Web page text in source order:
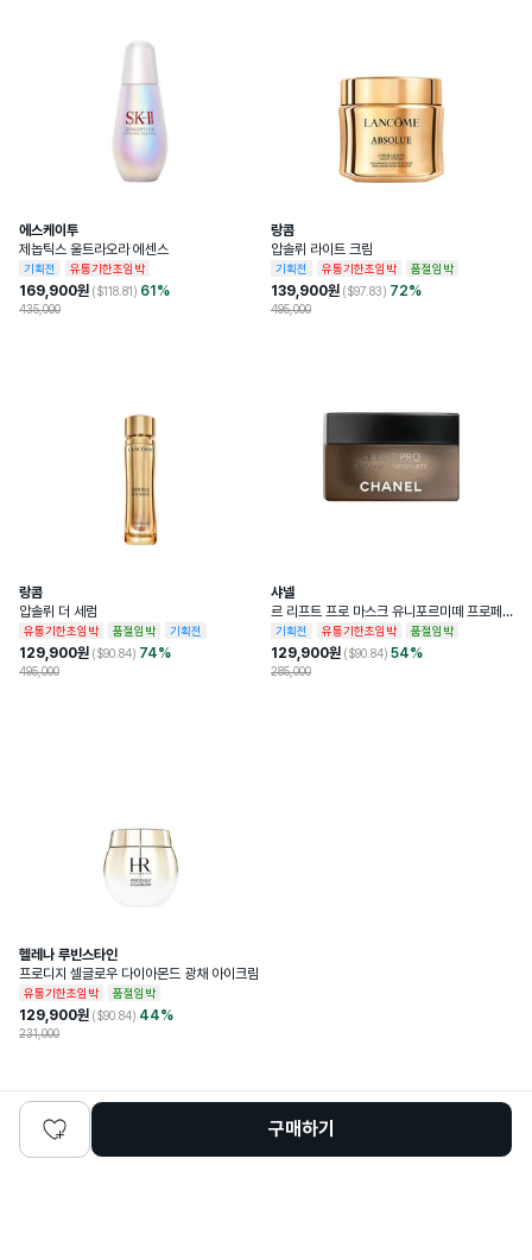
구매하기
화장품제조업자및화장품책임판매업자 Estee Lauder Companies
에스케이투
제놉틱스 울트라오라 에센스
기획전 유통기한초임박
169,900원 ($118.81 ) 61 %
435,000
랑콤
압솔뤼 라이트 크림
기획전 유통기한초임박 품절임박
139,900원 ($97.83) 72%
495,000
랑콤
압솔뤼 더 세럼
유통기한초임박 품절임박 기획전
129,900원 ($90.84) 74%
495,000
샤넬
르 리프트 프로 마스크 유니포르미떼 프로페
셔널 리프팅 마스크
기획전 유통기한초임박 품절임박
129,900원 ($90.84) 54%
285,000
헬레나 루빈스타인
프로디지 셀글로우 다이아몬드 광채 아이크림
유통기한초임박 품절임박
129,900원 ($90.84) 44%
231,000